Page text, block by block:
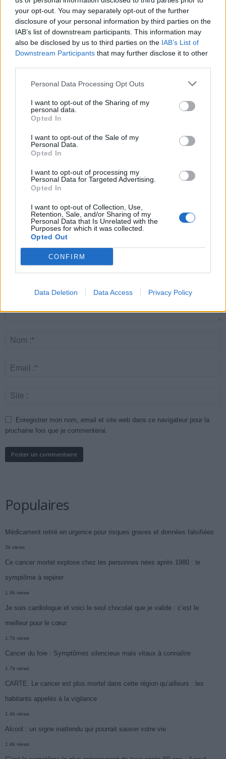
your opt-out. You may separately opt-out of the further
disclosure of your personal information by third parties on the
IAB’s list of downstream participants. This information may
also be disclosed by us to third parties on the IAB’s List of
Downstream Participants that may further disclose it to other
Personal Data Processing Opt Outs
I want to opt-out of the Sharing of my
personal data.
Opted In
I want to opt-out of the Sale of my
Personal Data.
Opted In
I want to opt-out of processing my
Personal Data for Targeted Advertising.
Opted In
I want to opt-out of Collection, Use,
Retention, Sale, and/or Sharing of my
Personal Data that Is Unrelated with the
Purposes for which it was collected.
Opted Out
CONFIRM
Data Deletion Data Access Privacy Policy
News Santé
essentiels des
cardiologues pour
éviter le danger
attention à la pénurie de
lunettes de sécurité
révolutionnaire pour
combattre le cancer
buccal
LAISSER UN COMMENTAIRE
Enregistrer mon nom, email et site web dans ce navigateur pour la
prochaine fois que je commenterai.
Populaires
Médicament retiré en urgence pour risques graves et données falsifiées
3k views
Ce cancer mortel explose chez les personnes nées après 1980 : le
symptôme à repérer
1.9k views
Je suis cardiologue et voici le seul chocolat que je valide : c’est le
meilleur pour le cœur
1.7k views
Cancer du foie : Symptômes silencieux mais vitaux à connaître
1.7k views
CARTE. Le cancer est plus mortel dans cette région qu’ailleurs : les
habitants appelés à la vigilance
1.4k views
Alcool : un signe inattendu qui pourrait sauver votre vie
1.4k views